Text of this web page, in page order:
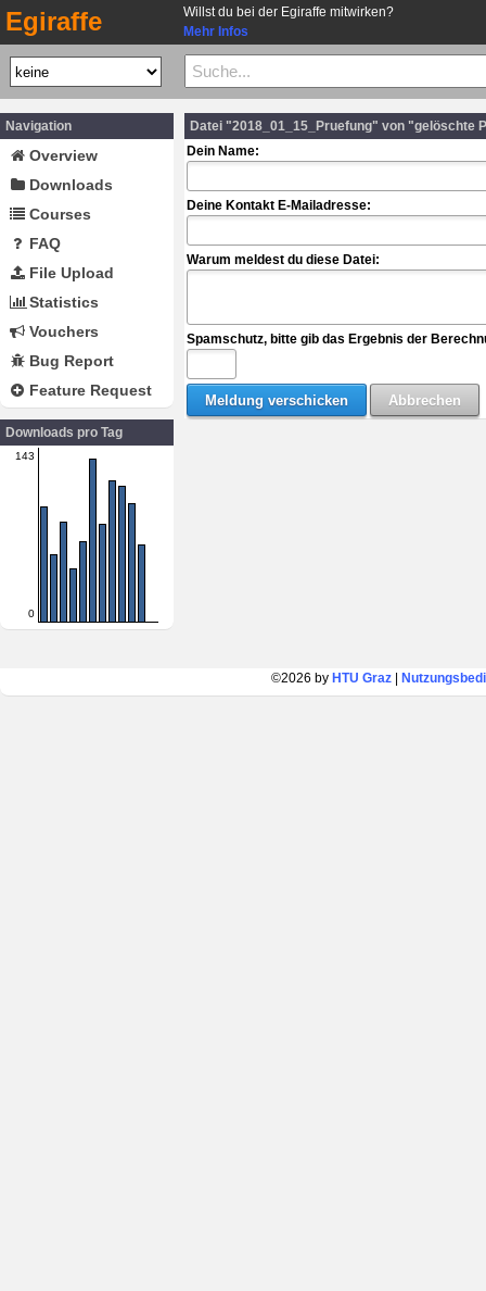
Egiraffe
Willst du bei der Egiraffe mitwirken?
Mehr Infos
Navigation
Overview
Downloads
Courses
FAQ
File Upload
Statistics
Vouchers
Bug Report
Feature Request
Downloads pro Tag
143
0
Datei "2018_01_15_Pruefung" von "gelöschte
Dein Name:
Deine Kontakt E-Mailadresse:
Warum meldest du diese Datei:
Spamschutz, bitte gib das Ergebnis der
©2026 by HTU Graz|